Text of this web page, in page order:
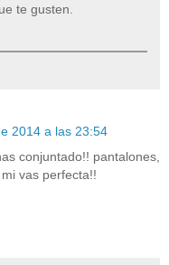
te gusten.
2014 a las 23:54
conjuntado!! pantalones,
vas perfecta!!